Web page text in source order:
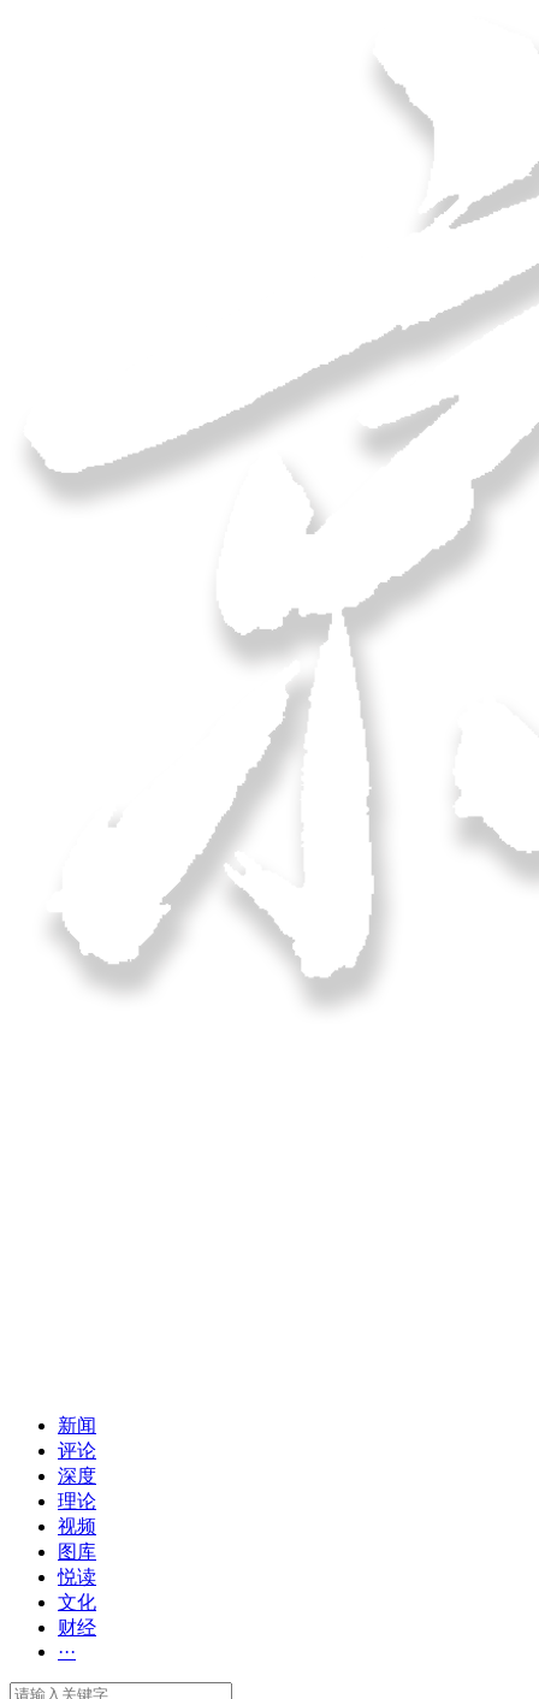
新闻
评论
深度
理论
视频
图库
悦读
文化
财经
···